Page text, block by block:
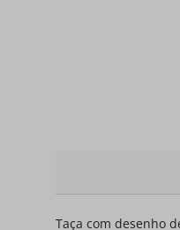
Taça com desenho